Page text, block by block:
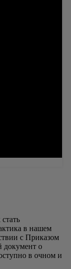
в нашем
с Приказом
документ о
в очном и